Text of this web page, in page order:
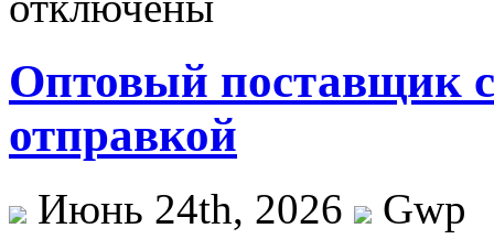
Оптовый поставщик
отправкой
Июнь 24th, 2026
Gwp